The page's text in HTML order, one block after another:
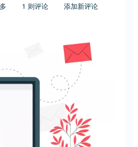
你
快
1 则评论 添加新评论